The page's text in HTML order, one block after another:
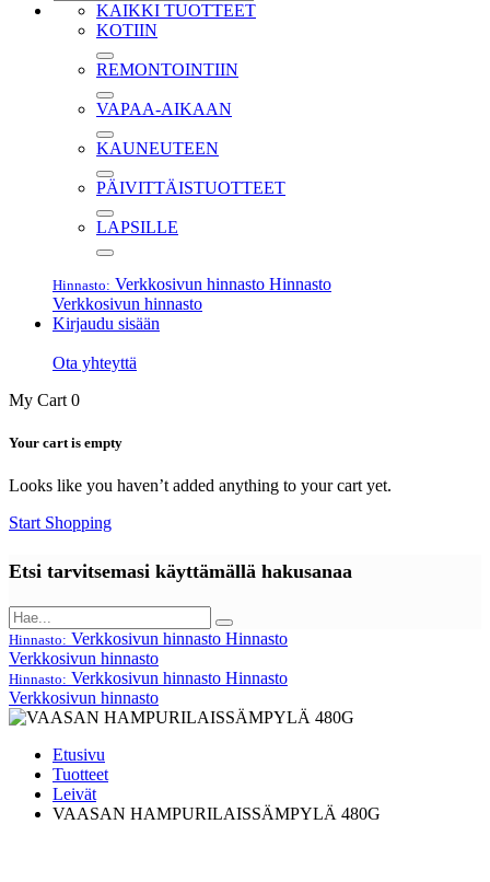
KAIKKI TUOTTEET
KOTIIN
REMONTOINTIIN
VAPAA-AIKAAN
KAUNEUTEEN
PÄIVITTÄISTUOTTEET
LAPSILLE
Hinnasto: Verkkosivun hinnasto Hinnasto
Verkkosivun hinnasto
Kirjaudu sisään
Ota yhteyttä
My Cart 0
Your cart is empty
Looks like you haven’t added anything to your cart yet.
Start Shopping
Etsi tarvitsemasi käyttämällä hakusanaa
Hinnasto: Verkkosivun hinnasto Hinnasto
Verkkosivun hinnasto
Hinnasto: Verkkosivun hinnasto Hinnasto
Verkkosivun hinnasto
Etusivu
Tuotteet
Leivät
VAASAN HAMPURILAISSÄMPYLÄ 480G